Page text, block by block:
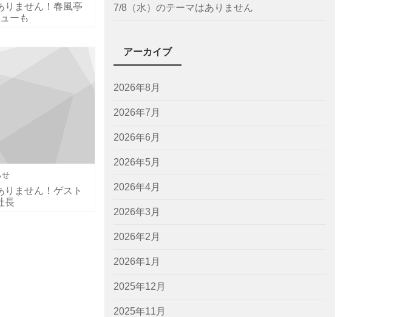
りません！春風亭
ーも
りません！ゲスト
長
7/8（水）のテーマはありません
アーカイブ
2026年8月
2026年7月
2026年6月
2026年5月
2026年4月
2026年3月
2026年2月
2026年1月
2025年12月
2025年11月